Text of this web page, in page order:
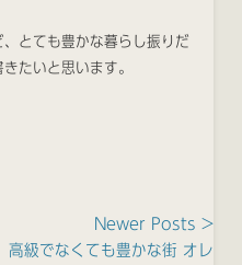
とても豊かな暮らし振りだ
たいと思います。
Newer Posts >
高級でなくても豊かな街 オレ